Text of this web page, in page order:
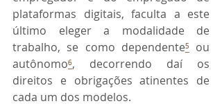
plataformas digitais, faculta a este
último eleger a modalidade de
trabalho, se como dependente⁵ ou
autônomo⁶, decorrendo daí os
direitos e obrigações atinentes de
cada um dos modelos.